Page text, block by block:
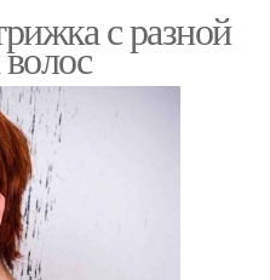
с разной